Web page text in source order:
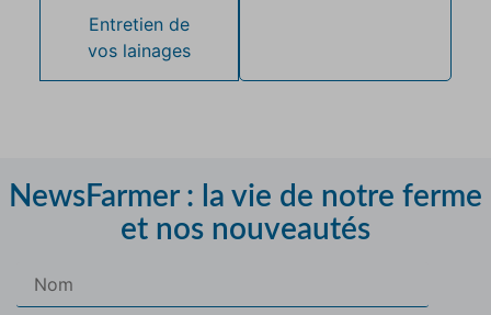
Entretien de
vos lainages
NewsFarmer : la vie de notre ferme
et nos nouveautés